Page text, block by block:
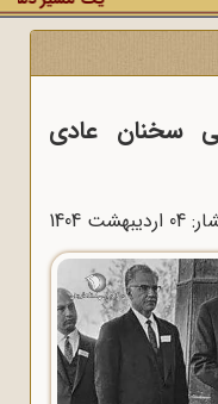
سخنان عادی
1404